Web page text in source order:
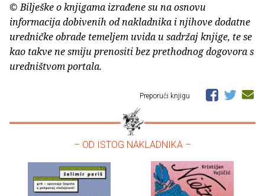
© Bilješke o knjigama izrađene su na osnovu
informacija dobivenih od nakladnika i njihove dodatne
uredničke obrade temeljem uvida u sadržaj knjige, te se
kao takve ne smiju prenositi bez prethodnog dogovora s
uredništvom portala.
Preporuči knjigu
– OD ISTOG NAKLADNIKA –